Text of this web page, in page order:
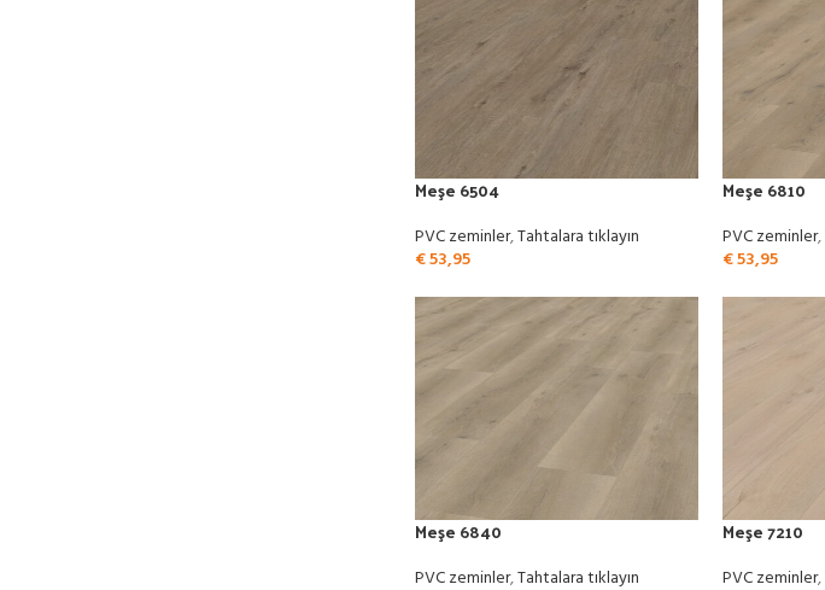
Meşe 6504
PVC zeminler,Tahtalara tıklayın
€53,95
Meşe 6810
PVC zeminler,
€53,95
Meşe 6840
PVC zeminler,Tahtalara tıklayın
Meşe 7210
PVC zeminler,